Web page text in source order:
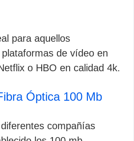
para aquellos
de vídeo en
o HBO en calidad 4k.
Óptica 100 Mb
compañías